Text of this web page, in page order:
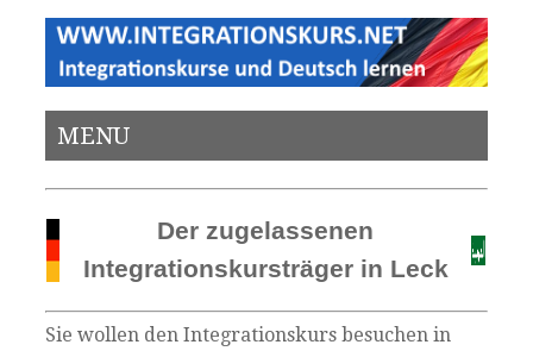
MENU
Der zugelassenen
Integrationskursträger in Leck
Sie wollen den Integrationskurs besuchen in